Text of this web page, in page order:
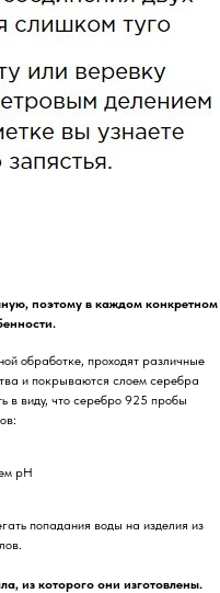
поэтому в каждом конкретном
обработке, проходят различные
и покрываются слоем серебра
в виду, что серебро 925 пробы
pH
попадания воды на изделия из
из которого они изготовлены.